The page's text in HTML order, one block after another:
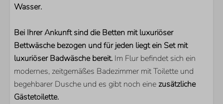
Veerse Wende
SCHLAFZIMMER
Anzahl Einzelbetten: 2
Anzahl Doppelbetten: 3
Wasser.
Bei Ihrer Ankunft sind die Betten mit luxuriöser
Bettwäsche bezogen und für jeden liegt ein Set mit
luxuriöser Badwäsche bereit. Im Flur befindet sich ein
modernes, zeitgemäßes Badezimmer mit Toilette und
begehbarer Dusche und es gibt noch eine zusätzliche
Gästetoilette.